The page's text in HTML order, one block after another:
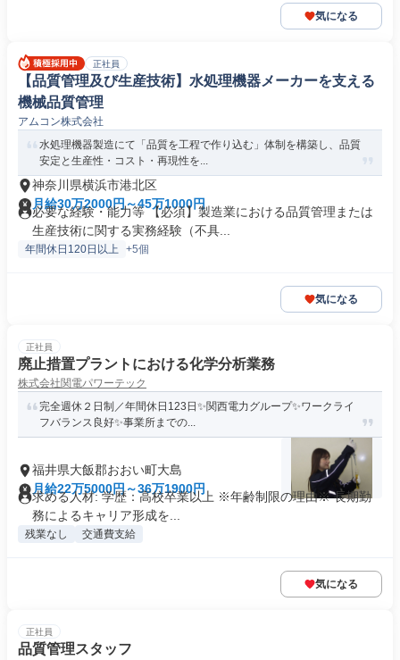
気になる
正社員
【品質管理及び生産技術】水処理機器メーカーを支える
機械品質管理
アムコン株式会社
水処理機器製造にて「品質を工程で作り込む」体制を構築し、品質
安定と生産性・コスト・再現性を...
神奈川県横浜市港北区
月給30万2000円～45万1000円
必要な経験・能力等 【必須】製造業における品質管理または
生産技術に関する実務経験（不具...
年間休日120日以上 +5個
気になる
正社員
廃止措置プラントにおける化学分析業務
株式会社関電パワーテック
完全週休２日制／年間休日123日✨関西電力グループ✨ワークライ
フバランス良好✨事業所までの...
福井県大飯郡おおい町大島
月給22万5000円～36万1900円
求める人材: 学歴：高校卒業以上 ※年齢制限の理由※ 長期勤
務によるキャリア形成を...
残業なし 交通費支給
気になる
正社員
品質管理スタッフ